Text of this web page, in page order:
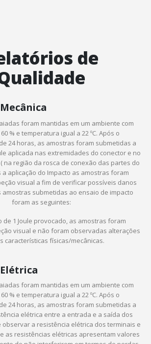
de
foram mantidas em um ambiente com
% e temperatura igual a 22 ºC. Após o
24 horas, as amostras foram submetidas a
aplicada nas extremidades do conector e no
na região da rosca de conexão das partes do
a aplicação do Impacto as amostras foram
visual a fim de verificar possíveis danos
amostras submetidas ao ensaio de impacto
foram as seguintes:
de 1 Joule provocado, as amostras foram
visual e não foram observadas alterações
características físicas/mecânicas.
foram mantidas em um ambiente com
% e temperatura igual a 22 ºC. Após o
24 horas, as amostras foram submetidas a
elétrica entre a entrada e a saída dos
observar a resistência elétrica dos terminais e
as resistências elétricas apresentam valores